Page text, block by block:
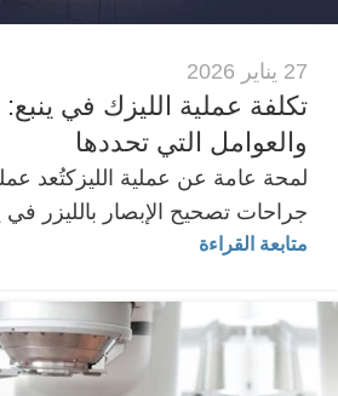
27 يناير 2026
تكلفة عملية الليزك في ينبع:
والعوامل التي تحددها
لمحة عامة عن عملية الليزكتُعد
جراحات تصحيح الإبصار بالليزر
متابعة القراءة